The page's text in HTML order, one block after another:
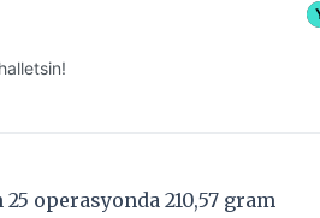
operasyonda 210,57 gram